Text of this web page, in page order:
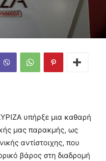
υπήρξε μια καθαρή
μας παρακμής, ως
αντίστοιχης, που
βάρος στη διαδρομή